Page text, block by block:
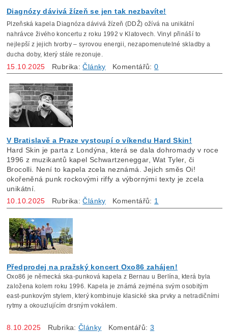
Diagnózy dávivá žízeň se jen tak nezbavíte!
Plzeňská kapela Diagnóza dávivá žízeň (DDŽ) ožívá na unikátní
nahrávce živého koncertu z roku 1992 v Klatovech. Vinyl přináší to
nejlepší z jejich tvorby – syrovou energii, nezapomenutelné skladby a
ducha doby, který stále rezonuje.
15.10.2025 Rubrika:Články Komentářů:0
V Bratislavě a Praze vystoupí o víkendu Hard Skin!
Hard Skin je parta z Londýna, která se dala dohromady v roce
1996 z muzikantů kapel Schwartzeneggar, Wat Tyler, či
Brocolli. Není to kapela zcela neznámá. Jejich směs Oi!
okořeněná punk rockovými riffy a výbornými texty je zcela
unikátní.
10.10.2025 Rubrika:Články Komentářů: 1
Předprodej na pražský koncert Oxo86 zahájen!
Oxo86 je německá ska-punková kapela z Bernau u Berlína, která byla
založena kolem roku 1996. Kapela je známá zejména svým osobitým
east-punkovým stylem, který kombinuje klasické ska prvky a netradičními
rytmy a okouzlujícím drsným vokálem.
8.10.2025 Rubrika:Články Komentářů: 3